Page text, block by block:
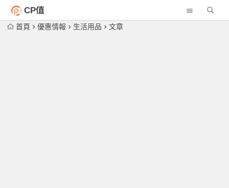
CP值
首頁 優惠情報 生活用品 文章